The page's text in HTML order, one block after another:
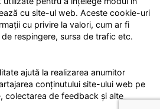
cu site-ul web. Aceste cookie-uri
cu privire la valori, cum ar fi
respingere, sursa de trafic etc.
ajută la realizarea anumitor
conținutului site-ului web pe
colectarea de feedback și alte